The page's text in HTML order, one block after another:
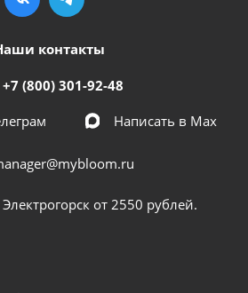
контакты
+7 (800) 301-92-48
Написать в Мах
от 2550 рублей.